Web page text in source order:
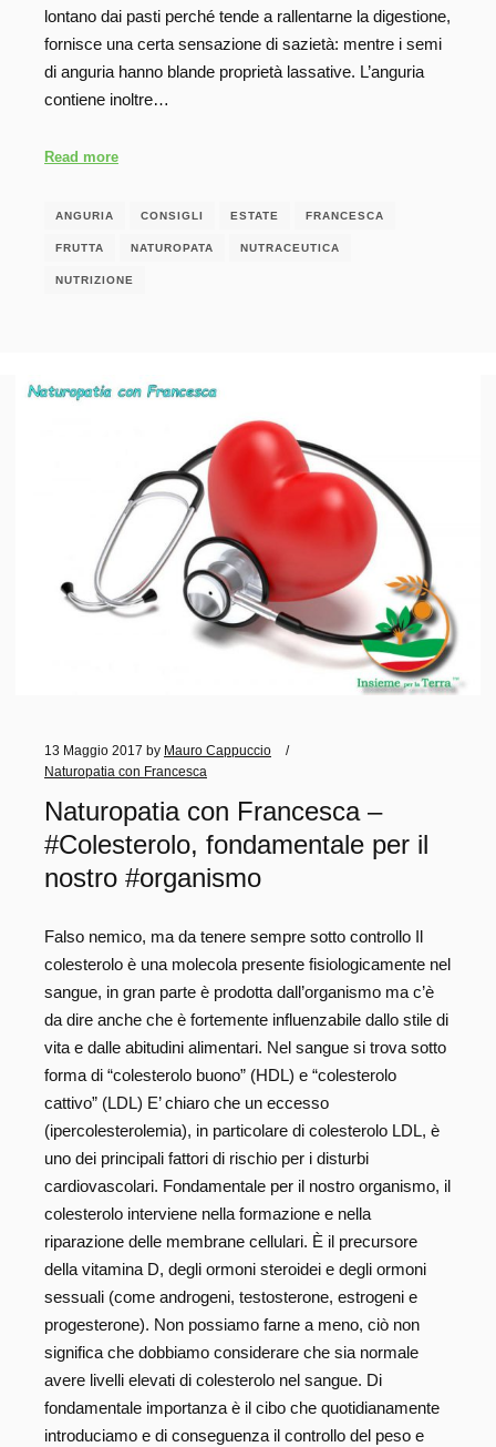
lontano dai pasti perché tende a rallentarne la digestione,
fornisce una certa sensazione di sazietà: mentre i semi
di anguria hanno blande proprietà lassative. L’anguria
contiene inoltre…
Read more
ANGURIA CONSIGLI ESTATE FRANCESCA
FRUTTA NATUROPATA NUTRACEUTICA
NUTRIZIONE
13 Maggio 2017 by Mauro Cappuccio
Naturopatia con Francesca
Naturopatia con Francesca –
#Colesterolo, fondamentale per il
nostro #organismo
Falso nemico, ma da tenere sempre sotto controllo Il
colesterolo è una molecola presente fisiologicamente nel
sangue, in gran parte è prodotta dall’organismo ma c’è
da dire anche che è fortemente influenzabile dallo stile di
vita e dalle abitudini alimentari. Nel sangue si trova sotto
forma di “colesterolo buono” (HDL) e “colesterolo
cattivo” (LDL) E’ chiaro che un eccesso
(ipercolesterolemia), in particolare di colesterolo LDL, è
uno dei principali fattori di rischio per i disturbi
cardiovascolari. Fondamentale per il nostro organismo, il
colesterolo interviene nella formazione e nella
riparazione delle membrane cellulari. È il precursore
della vitamina D, degli ormoni steroidei e degli ormoni
sessuali (come androgeni, testosterone, estrogeni e
progesterone). Non possiamo farne a meno, ciò non
significa che dobbiamo considerare che sia normale
avere livelli elevati di colesterolo nel sangue. Di
fondamentale importanza è il cibo che quotidianamente
introduciamo e di conseguenza il controllo del peso e